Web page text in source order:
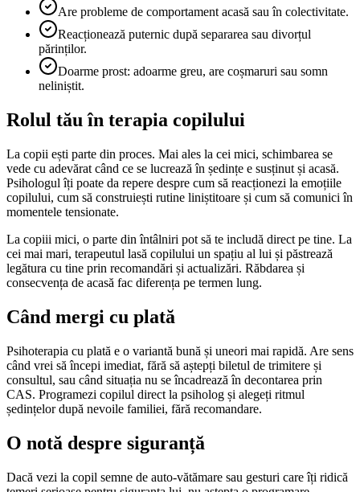
Are probleme de comportament acasă sau în colectivitate.
Reacționează puternic după separarea sau divorțul
părinților.
Doarme prost: adoarme greu, are coșmaruri sau somn
neliniștit.
Rolul tău în terapia copilului
La copii ești parte din proces. Mai ales la cei mici, schimbarea se
vede cu adevărat când ce se lucrează în ședințe e susținut și acasă.
Psihologul îți poate da repere despre cum să reacționezi la emoțiile
copilului, cum să construiești rutine liniștitoare și cum să comunici în
momentele tensionate.
La copiii mici, o parte din întâlniri pot să te includă direct pe tine. La
cei mai mari, terapeutul lasă copilului un spațiu al lui și păstrează
legătura cu tine prin recomandări și actualizări. Răbdarea și
consecvența de acasă fac diferența pe termen lung.
Când mergi cu plată
Psihoterapia cu plată e o variantă bună și uneori mai rapidă. Are sens
când vrei să începi imediat, fără să aștepți biletul de trimitere și
consultul, sau când situația nu se încadrează în decontarea prin
CAS. Programezi copilul direct la psiholog și alegeți ritmul
ședințelor după nevoile familiei, fără recomandare.
O notă despre siguranță
Dacă vezi la copil semne de auto-vătămare sau gesturi care îți ridică